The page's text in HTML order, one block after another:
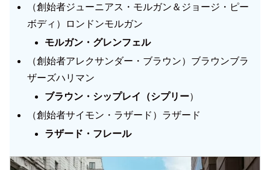
（創始者ジューニアス・モルガン＆ジョージ・ピー
ボディ）ロンドンモルガン
モルガン・グレンフェル
（創始者アレクサンダー・ブラウン）ブラウンブラ
ザーズハリマン
ブラウン・シップレイ（シプリー）
（創始者サイモン・ラザード）ラザード
ラザード・フレール